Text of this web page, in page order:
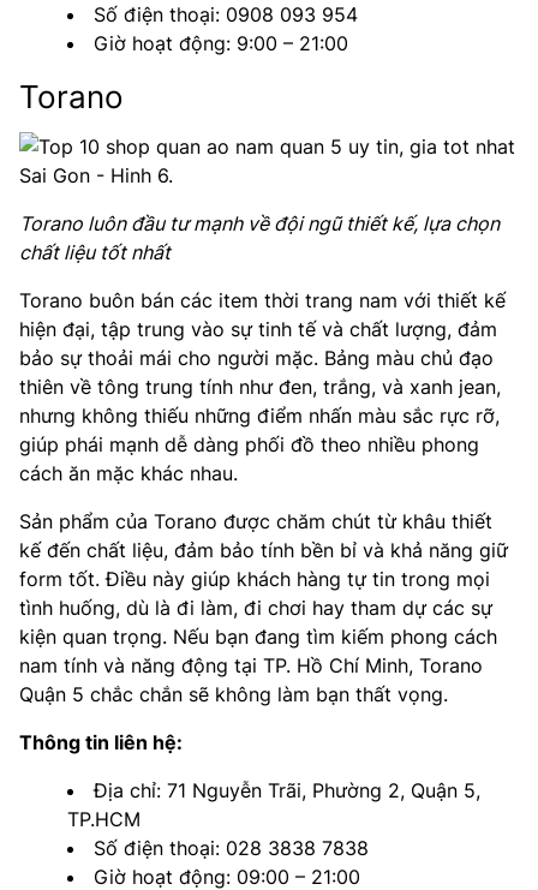
Số điện thoại: 0908 093 954
Giờ hoạt động: 9:00 – 21:00
Torano
Torano luôn đầu tư mạnh về đội ngũ thiết kế, lựa chọn
chất liệu tốt nhất
Torano buôn bán các item thời trang nam với thiết kế
hiện đại, tập trung vào sự tinh tế và chất lượng, đảm
bảo sự thoải mái cho người mặc. Bảng màu chủ đạo
thiên về tông trung tính như đen, trắng, và xanh jean,
nhưng không thiếu những điểm nhấn màu sắc rực rỡ,
giúp phái mạnh dễ dàng phối đồ theo nhiều phong
cách ăn mặc khác nhau.
Sản phẩm của Torano được chăm chút từ khâu thiết
kế đến chất liệu, đảm bảo tính bền bỉ và khả năng giữ
form tốt. Điều này giúp khách hàng tự tin trong mọi
tình huống, dù là đi làm, đi chơi hay tham dự các sự
kiện quan trọng. Nếu bạn đang tìm kiếm phong cách
nam tính và năng động tại TP. Hồ Chí Minh, Torano
Quận 5 chắc chắn sẽ không làm bạn thất vọng.
Thông tin liên hệ:
Địa chỉ: 71 Nguyễn Trãi, Phường 2, Quận 5,
TP.HCM
Số điện thoại: 028 3838 7838
Giờ hoạt động: 09:00 – 21:00